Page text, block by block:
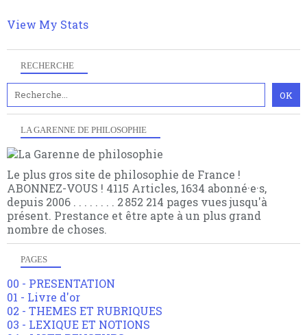
RECHERCHE
LA GARENNE DE PHILOSOPHIE
Le plus gros site de philosophie de France !
ABONNEZ-VOUS ! 4115 Articles, 1634 abonné·e·s,
depuis 2006 . . . . . . . . 2 852 214 pages vues jusqu'à
présent. Prestance et être apte à un plus grand
nombre de choses.
PAGES
00 - PRESENTATION
01 - Livre d'or
02 - THEMES ET RUBRIQUES
03 - LEXIQUE ET NOTIONS
View My Stats